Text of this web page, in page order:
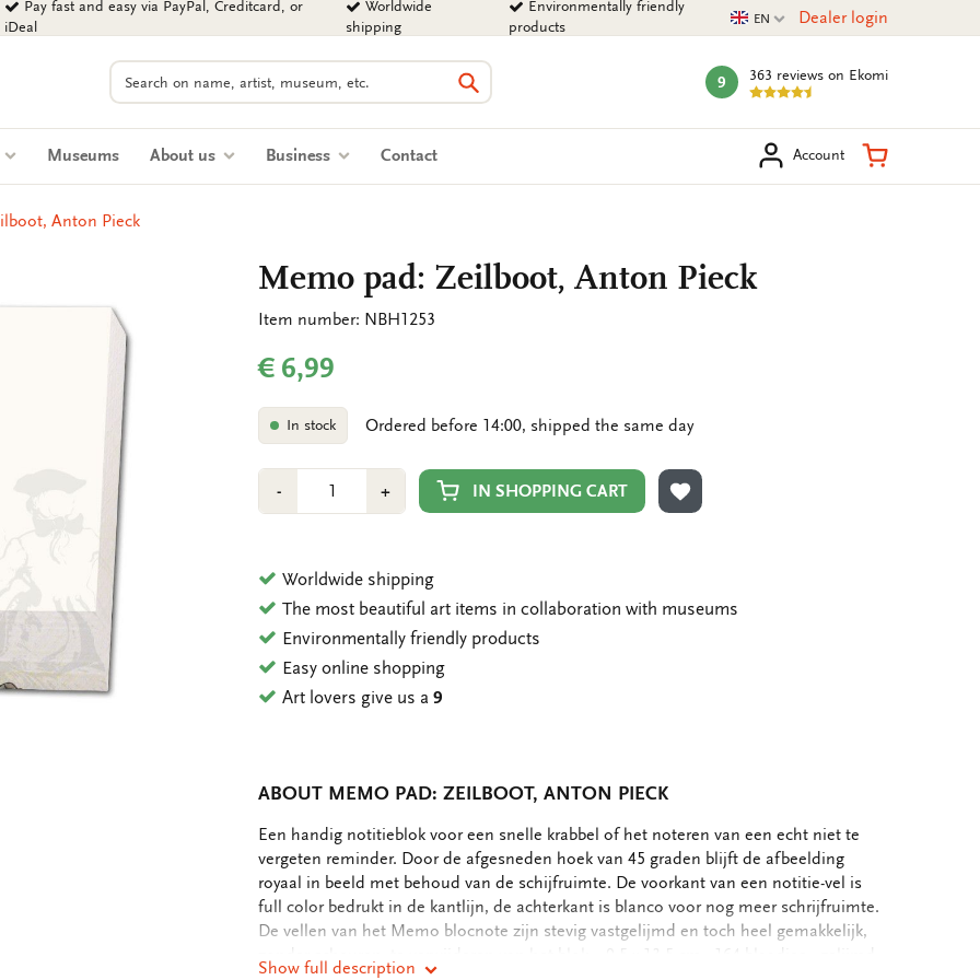
Pay fast and easy via PayPal, Creditcard, or
iDeal
Worldwide
shipping
Environmentally friendly
products
Current language
EN Dealer login
Search
Search
mark:
9 363 reviews on Ekomi
Museums About us Business Contact Account Shopping
Anton Pieck
Memo pad: Zeilboot, Anton Pieck
Item number: NBH1253
€ 6,99
In stock Ordered before 14:00, shipped the same day
-Min
1
+Plus
1
IN SHOPPING CART
ADD TO WISHLIST
Worldwide shipping
The most beautiful art items in collaboration with museums
Environmentally friendly products
Easy online shopping
Art lovers give us a9
ABOUT MEMO PAD: ZEILBOOT, ANTON PIECK
OMSCHRIJVING
Een handig notitieblok voor een snelle krabbel of het noteren van een echt niet te
vergeten reminder. Door de afgesneden hoek van 45 graden blijft de afbeelding
royaal in beeld met behoud van de schijfruimte. De voorkant van een notitie-vel is
full color bedrukt in de kantlijn, de achterkant is blanco voor nog meer schrijfruimte.
De vellen van het Memo blocnote zijn stevig vastgelijmd en toch heel gemakkelijk,
zonder scheuren, te verwijderen van het blok. - 9,5 x 13,5 cm - 164 blaadjes - gelijmd -
Show full description